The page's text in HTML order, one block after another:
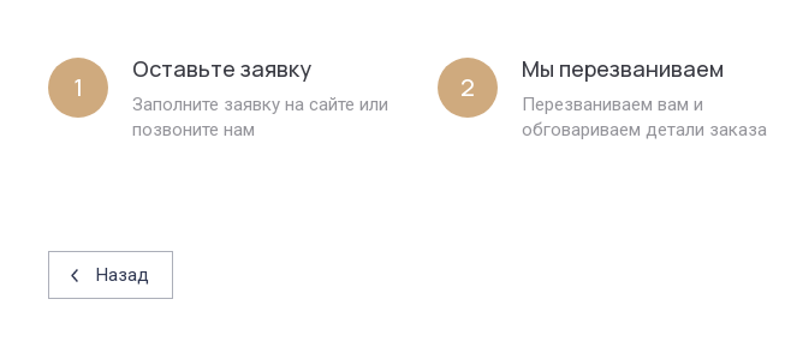
1
Оставьте заявку
Заполните заявку на сайте или
позвоните нам
2
Мы перезваниваем
Перезваниваем вам и
обговариваем детали заказа
Назад